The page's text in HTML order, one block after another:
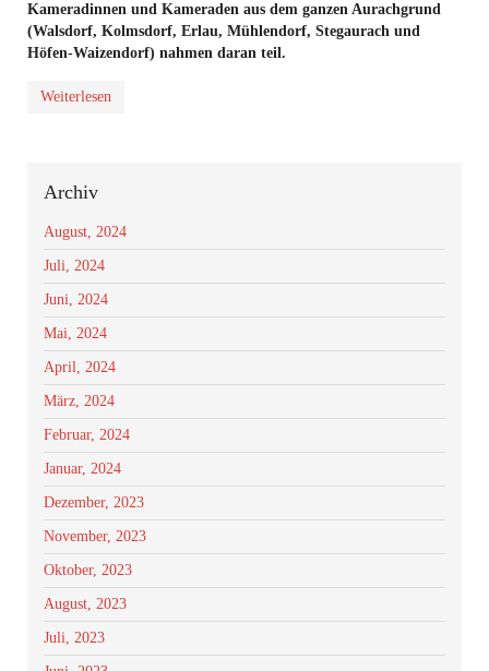
Kameradinnen und Kameraden aus dem ganzen Aurachgrund
(Walsdorf, Kolmsdorf, Erlau, Mühlendorf, Stegaurach und
Höfen-Waizendorf) nahmen daran teil.
Weiterlesen
Archiv
August, 2024
Juli, 2024
Juni, 2024
Mai, 2024
April, 2024
März, 2024
Februar, 2024
Januar, 2024
Dezember, 2023
November, 2023
Oktober, 2023
August, 2023
Juli, 2023